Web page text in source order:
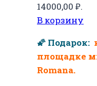
14000,00 ₽.
В корзину
🌠 Подарок:
площадке
Romana.